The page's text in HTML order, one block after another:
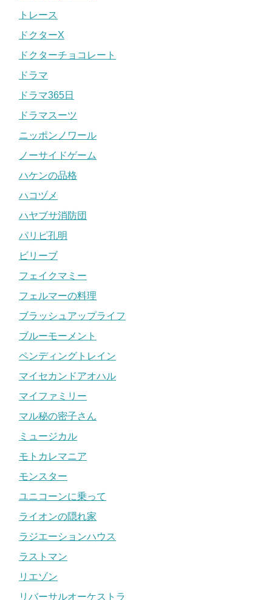
トレース
ドクターX
ドクターチョコレート
ドラマ
ドラマ365日
ドラマスーツ
ニッポンノワール
ノーサイドゲーム
ハケンの品格
ハコヅメ
ハヤブサ消防団
パリピ孔明
ビリーブ
フェイクマミー
フェルマーの料理
ブラッシュアップライフ
ブルーモーメント
ペンディングトレイン
マイセカンドアオハル
マイファミリー
マル秘の密子さん
ミュージカル
モトカレマニア
モンスター
ユニコーンに乗って
ライオンの隠れ家
ラジエーションハウス
ラストマン
リエゾン
リバーサルオーケストラ